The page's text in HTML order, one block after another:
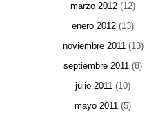
marzo 2012 (12)
enero 2012 (13)
noviembre 2011(13)
septiembre 2011 (8)
julio 2011 (10)
mayo 2011 (5)